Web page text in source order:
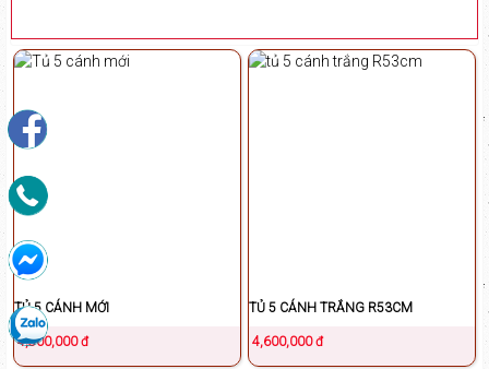
TỦ 5 CÁNH MỚI
4,800,000 đ
TỦ 5 CÁNH TRẮNG R53CM
4,600,000 đ